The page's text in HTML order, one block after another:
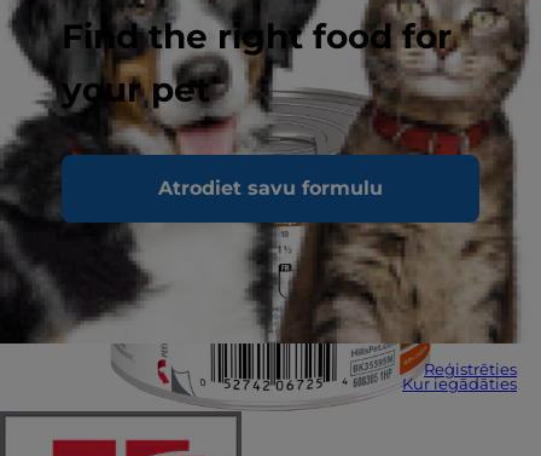
Find the right food for
your pet
Atrodiet savu formulu
Reģistrēties
Kur iegādāties